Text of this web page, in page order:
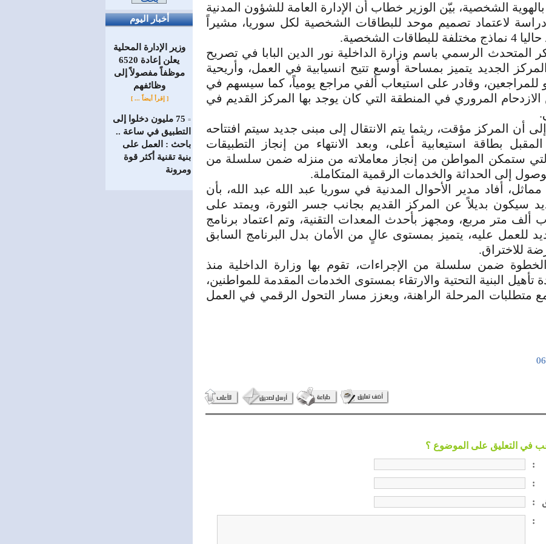
أخبار اليوم
وزير الإدارة المحلية
يعلن إعادة 6520
موظفاً مفصولاً إلى
‏وظائفهم
[ إقرأ أيضاً ... ]
=
75 مليون دخلوا إلى
التطبيق في ساعة ..
باحث : العمل على
بنية تقنية أكثر قوة
ومرونة
الشخصية، بيّن الوزير خطاب أن الإدارة العامة للشؤون المدنية
لاعتماد تصميم موحد للبطاقات الشخصية لكل سوريا، مشيراً
الشخصية.
المتحدث الرسمي باسم وزارة الداخلية نور الدين البابا في تصريح
الجديد يتميز بمساحة أوسع تتيح انسيابية في العمل، وأريحية
للمراجعين، وقادر على استيعاب ألفي مراجع يومياً، كما سيسهم في
المروري في المنطقة التي كان يوجد بها المركز القديم في
إلى أن المركز مؤقت، ريثما يتم الانتقال إلى مبنى جديد سيتم افتتاحه
المقبل بطاقة استيعابية أعلى، وبعد الانتهاء من إنجاز التطبيقات
التي ستمكن المواطن من إنجاز معاملاته من منزله ضمن سلسلة من
إلى الحداثة والخدمات الرقمية المتكاملة.
أفاد مدير الأحوال المدنية في سوريا عبد الله عبد الله، بأن
سيكون بديلاً عن المركز القديم بجانب جسر الثورة، ويمتد على
ألف متر مربع، ومجهز بأحدث المعدات التقنية، وتم اعتماد برنامج
للعمل عليه، يتميز بمستوى عالٍ من الأمان بدل البرنامج السابق
للاختراق.
ضمن سلسلة من الإجراءات، تقوم بها وزارة الداخلية منذ
تأهيل البنية التحتية والارتقاء بمستوى الخدمات المقدمة للمواطنين،
متطلبات المرحلة الراهنة، ويعزز مسار التحول الرقمي في العمل
:
:
:
: